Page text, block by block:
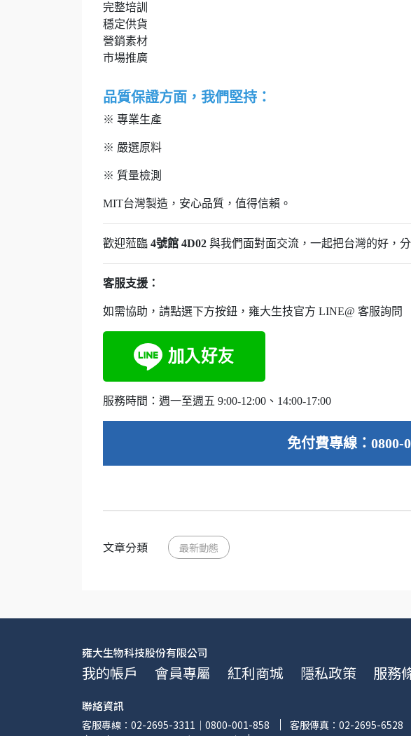
完整培訓
穩定供貨
營銷素材
市場推廣
品質保證方面，我們堅持：
※ 專業生產
※ 嚴選原料
※ 質量檢測
MIT台灣製造，安心品質，值得信賴。
歡迎蒞臨 4號館 4D02 與我們面對面交流，一起把台灣的好，
客服支援：
如需協助，請點選下方按鈕，雍大生技官方 LINE@ 客服詢問
服務時間：週一至週五 9:00-12:00、14:00-17:00
免付費專線：0800-
文章分類 最新動態
雍大生物科技股份有限公司
我的帳戶 會員專屬 紅利商城 隱私政策 服務
聯絡資訊
客服專線：02-2695-3311｜0800-001-858
客服傳真：02-2695-6528